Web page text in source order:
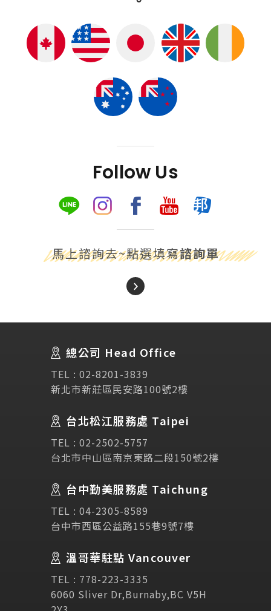
諮詢表單
立即諮詢
About Us 關於我們
講座活動
Testimonial 學生推薦
Links 相關連結
Follow Us
馬上諮詢去~點選填寫諮詢單
總公司 Head Office
TEL : 02-8201-3839
新北市新莊區民安路100號2樓
台北松江服務處 Taipei
TEL : 02-2502-5757
台北市中山區南京東路二段150號2樓
台中勤美服務處 Taichung
TEL : 04-2305-8589
台中市西區公益路155巷9號7樓
溫哥華駐點 Vancouver
TEL : 778-223-3335
6060 Sliver Dr,Burnaby,BC V5H